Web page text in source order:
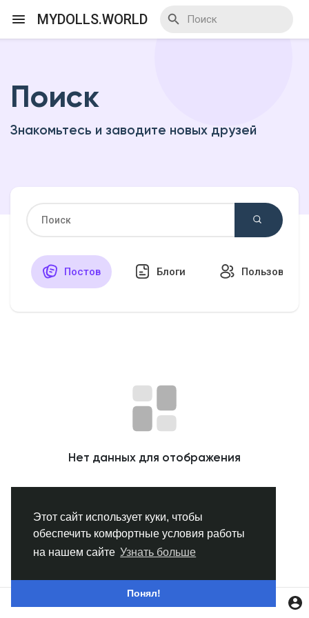
Этот сайт использует куки, чтобы
обеспечить комфортные условия работы
на нашем сайте Узнать больше
Понял!
MYDOLLS.WORLD
Я организатор
Смотреть Базар
Популярные посты
Найти сообщения
Поиск
Знакомьтесь и заводите новых друзей
Постов Блоги
Нет данных для отображения